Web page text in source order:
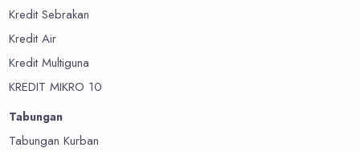
Kredit Sebrakan
Kredit Air
Kredit Multiguna
KREDIT MIKRO 10
Tabungan
Tabungan Kurban